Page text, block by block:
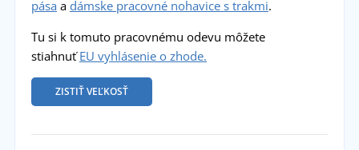
pása a dámske pracovné nohavice s trakmi.
Tu si k tomuto pracovnému odevu môžete
stiahnuťEU vyhlásenie o zhode.
ZISTIŤ VEĽKOSŤ